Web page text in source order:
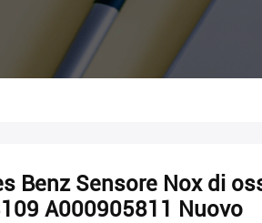
Benz Sensore Nox di
A000905811 Nuovo